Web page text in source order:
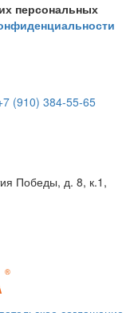
персональных
(910) 384-55-65
Победы, д. 8, к.1,